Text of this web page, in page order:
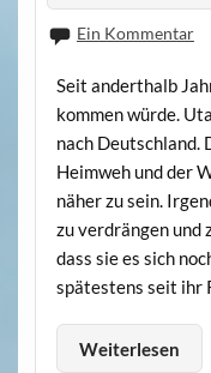
Ein Kommentar
Seit anderthalb
kommen würde.
nach Deutschland.
Heimweh und der
näher zu sein.
zu verdrängen und
dass sie es sich
spätestens seit ihr
Weiterlesen